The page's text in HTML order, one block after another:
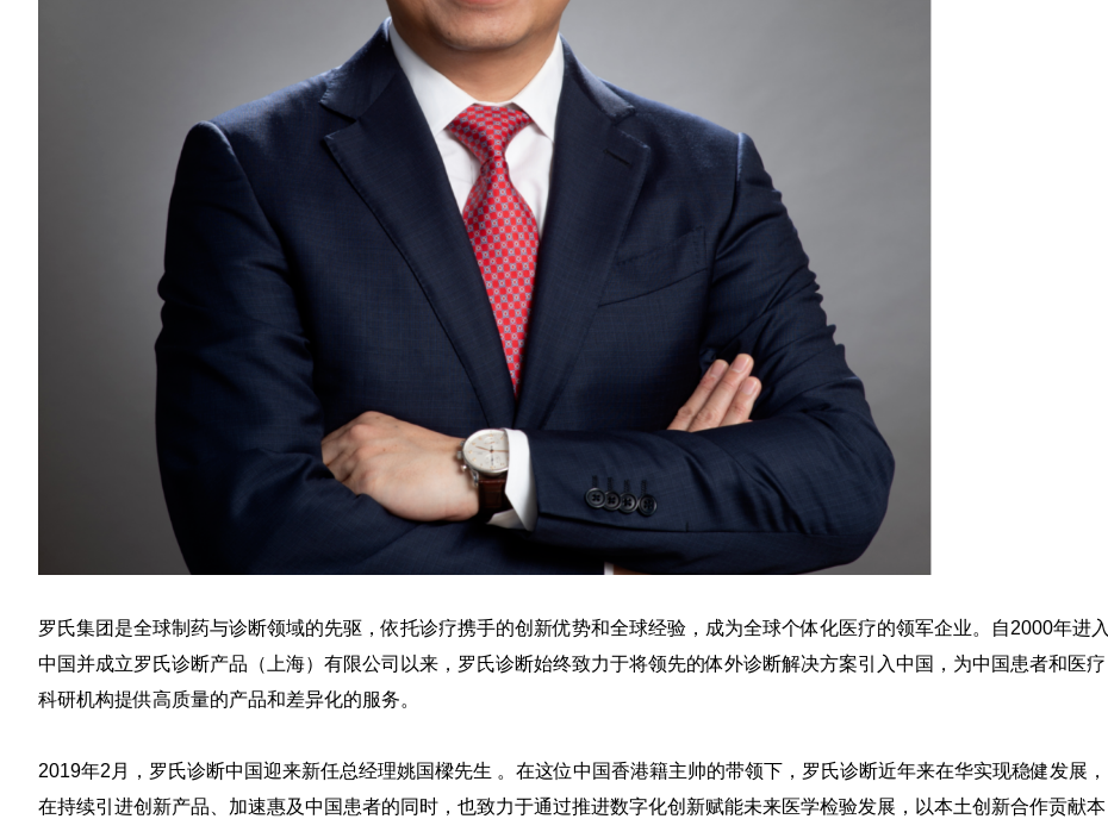
罗氏集团是全球制药与诊断领域的先驱，依托诊疗携手的创新优势和全球经验，成为全球个体化医疗的领军企业。自2000年进入
中国并成立罗氏诊断产品（上海）有限公司以来，罗氏诊断始终致力于将领先的体外诊断解决方案引入中国，为中国患者和医疗
科研机构提供高质量的产品和差异化的服务。
2019年2月，罗氏诊断中国迎来新任总经理姚国樑先生 。在这位中国香港籍主帅的带领下，罗氏诊断近年来在华实现稳健发展，
在持续引进创新产品、加速惠及中国患者的同时，也致力于通过推进数字化创新赋能未来医学检验发展，以本土创新合作贡献本